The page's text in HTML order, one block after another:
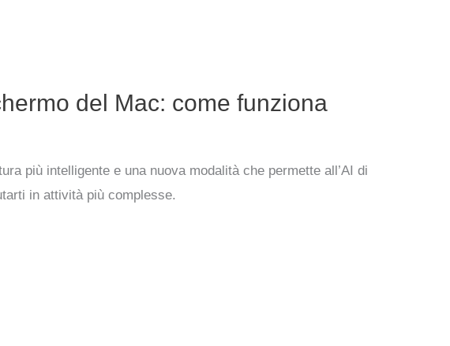
del Mac: come funziona
più intelligente e una nuova modalità che permette all’AI di
in attività più complesse.